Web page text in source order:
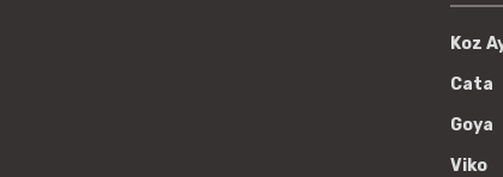
Koz
Cata
Goya
Viko